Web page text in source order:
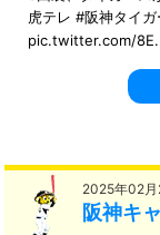
虎テレ #阪神タイ
pic.twitter.com/
2025年02
阪神キ